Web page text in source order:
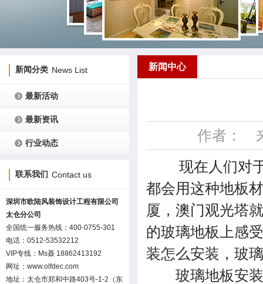
新闻分类 News List
最新活动
最新资讯
行业动态
联系我们 Contact us
深圳市欧陆风装饰设计工程有限公司
太仓分公司
全国统一服务热线：400-0755-301
电话：0512-53532212
VIP专线：Ms聂 18862413192
网址：www.olfdec.com
地址：太仓市郑和中路403号-1-2（东
新闻中心
作者：
现在人们对于
都会用这种地板
厦，澳门观光塔
的玻璃地板上感
装怎么安装，玻
玻璃地板安装